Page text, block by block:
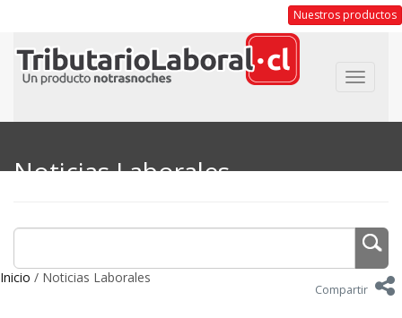
Nuestros productos
Toggle
Noticias Laborales
Inicio / Noticias Laborales
Compartir